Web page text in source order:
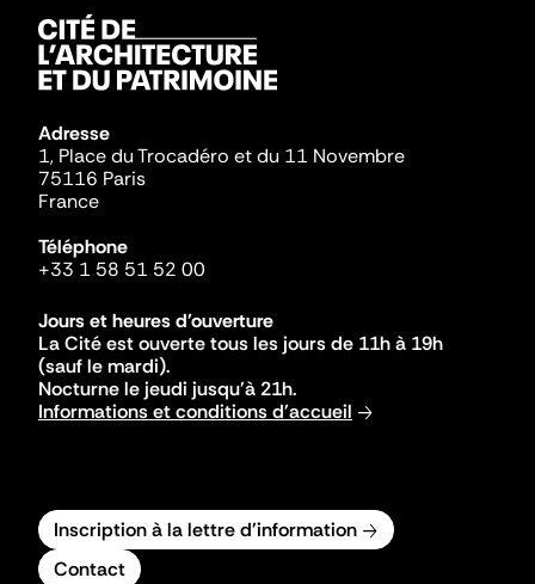
Adresse
1, Place du Trocadéro et du 11 Novembre
75116 Paris
France
Téléphone
+33 1 58 51 52 00
Jours et heures d'ouverture
La Cité est ouverte tous les jours de 11h à 19h
(sauf le mardi).
Nocturne le jeudi jusqu'à 21h.
Informations et conditions d'accueil
Inscription à la lettre d'information
Contact